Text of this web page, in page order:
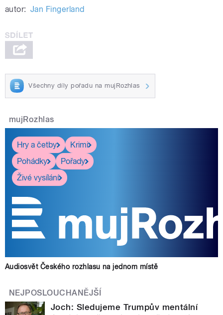
autor: Jan Fingerland
Všechny díly pořadu na mujRozhlas
mujRozhlas
Hry a četby
Krimi
Pohádky
Pořady
Živé vysílání
Audiosvět Českého rozhlasu na jednom místě
NEJPOSLOUCHANĚJŠÍ
Joch: Sledujeme Trumpův mentální